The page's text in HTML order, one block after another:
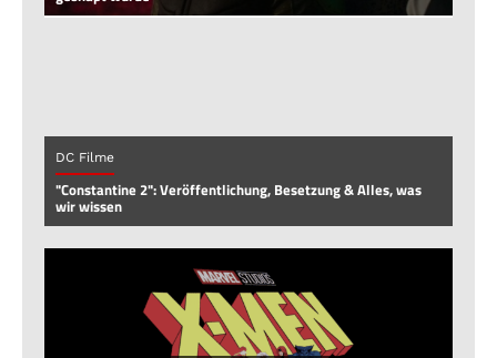
DC Filme
"Constantine 2": Veröffentlichung, Besetzung & Alles, was
wir wissen